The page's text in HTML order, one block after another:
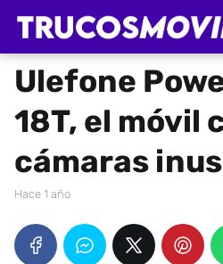
Ulefone
18T, el móvil
cámaras
hace 1 año